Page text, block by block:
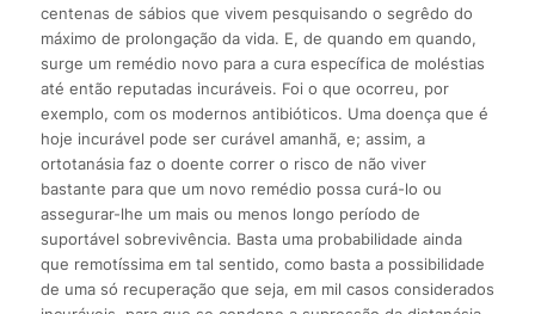
centenas de sábios que vivem pesquisando o segrêdo do
máximo de prolongação da vida. E, de quando em quando,
surge um remédio novo para a cura específica de moléstias
até então reputadas incuráveis. Foi o que ocorreu, por
exemplo, com os modernos antibióticos. Uma doença que é
hoje incurável pode ser curável amanhã, e; assim, a
ortotanásia faz o doente correr o risco de não viver
bastante para que um novo remédio possa curá-lo ou
assegurar-lhe um mais ou menos longo período de
suportável sobrevivência. Basta uma probabilidade ainda
que remotíssima em tal sentido, como basta a possibilidade
de uma só recuperação que seja, em mil casos considerados